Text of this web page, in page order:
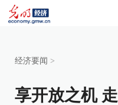
经济要闻 >
享开放之机